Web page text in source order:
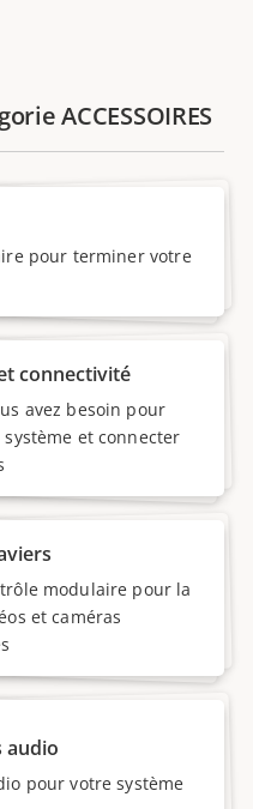
ACCESSOIRES
pour terminer votre
connectivité
avez besoin pour
et connecter
modulaire pour la
et caméras
audio
pour votre système